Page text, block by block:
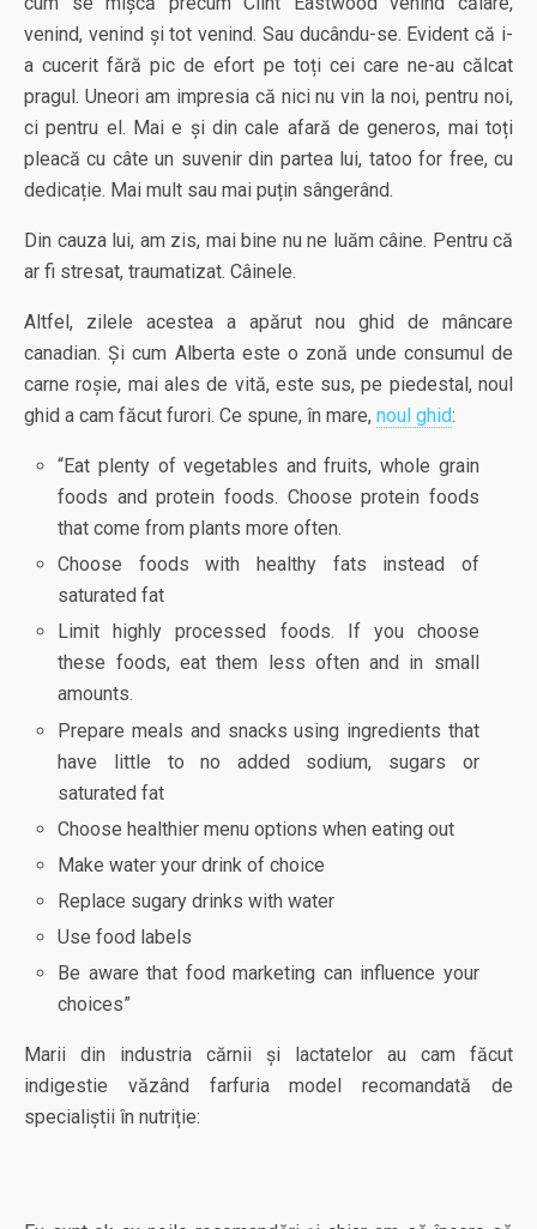
venind, venind și tot venind. Sau ducându-se. Evident că i-
a cucerit fără pic de efort pe toți cei care ne-au călcat
pragul. Uneori am impresia că nici nu vin la noi, pentru noi,
ci pentru el. Mai e și din cale afară de generos, mai toți
pleacă cu câte un suvenir din partea lui, tatoo for free, cu
dedicație. Mai mult sau mai puțin sângerând.
Din cauza lui, am zis, mai bine nu ne luăm câine. Pentru că
ar fi stresat, traumatizat. Câinele.
Altfel, zilele acestea a apărut nou ghid de mâncare
canadian. Și cum Alberta este o zonă unde consumul de
carne roșie, mai ales de vită, este sus, pe piedestal, noul
ghid a cam făcut furori. Ce spune, în mare, noul ghid:
“Eat plenty of vegetables and fruits, whole grain
foods and protein foods. Choose protein foods
that come from plants more often.
Choose foods with healthy fats instead of
saturated fat
Limit highly processed foods. If you choose
these foods, eat them less often and in small
amounts.
Prepare meals and snacks using ingredients that
have little to no added sodium, sugars or
saturated fat
Choose healthier menu options when eating out
Make water your drink of choice
Replace sugary drinks with water
Use food labels
Be aware that food marketing can influence your
choices”
Marii din industria cărnii și lactatelor au cam făcut
indigestie văzând farfuria model recomandată de
specialiștii în nutriție: